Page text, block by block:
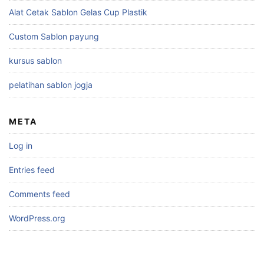
Alat Cetak Sablon Gelas Cup Plastik
Custom Sablon payung
kursus sablon
pelatihan sablon jogja
META
Log in
Entries feed
Comments feed
WordPress.org